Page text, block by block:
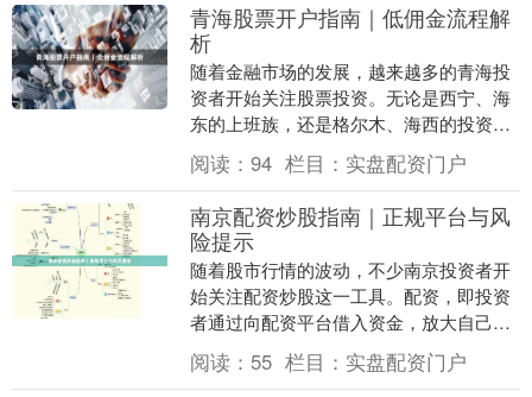
青海股票开户指南｜低佣金流程解
析
随着金融市场的发展，越来越多的青海投
资者开始关注股票投资。无论是西宁、海
东的上班族，还是格尔木、海西的投资
者，开设一个低佣金的股票账户都是进入
股市的第一步。本文....
阅读： 94 栏目： 实盘配资门户
南京配资炒股指南｜正规平台与风
险提示
随着股市行情的波动，不少南京投资者开
始关注配资炒股这一工具。配资，即投资
者通过向配资平台借入资金，放大自己的
投资本金，从而提升潜在收益。但高收益
往往伴随高风险，....
阅读： 55 栏目： 实盘配资门户